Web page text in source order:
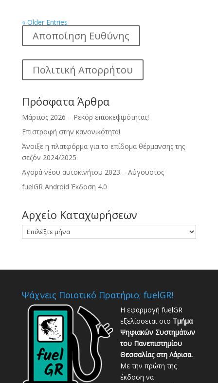
« Older Entries
Αποποίηση Ευθύνης
Πολιτική Απορρήτου
Πρόσφατα Άρθρα
Μάρτιος 2026 – Ρεκόρ επισκεψιμότητας!
Επιστροφή στην κανονικότητα!
Άνοιξε η πλατφόρμα για το επίδομα θέρμανσης της
σεζόν 2024/2025
Αγορά νέου αυτοκινήτου 2023 – Αύγουστος
fuelGR Android Έκδοση 4.0
Αρχείο Καταχωρήσεων
Αρχείο
Καταχωρήσεων
Ψάχνεις Ποιοτικό Πρατήριο; fuelGR!
Η εφαρμογή fuelGR
εξελίσσεται στο Τμήμα
Ψηφιακών Συστημάτων
του Πανεπιστημίου
Θεσσαλίας στη Λάρισα.
Με την πρώτη της
έκδοση να